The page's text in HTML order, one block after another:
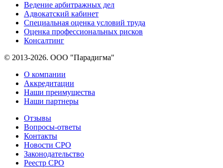
Ведение арбитражных дел
Адвокатский кабинет
Специальная оценка условий труда
Оценка профессиональных рисков
Консалтинг
© 2013-2026. ООО "Парадигма"
О компании
Аккредитации
Наши преимущества
Наши партнеры
Отзывы
Вопросы-ответы
Контакты
Новости СРО
Законодательство
Реестр СРО